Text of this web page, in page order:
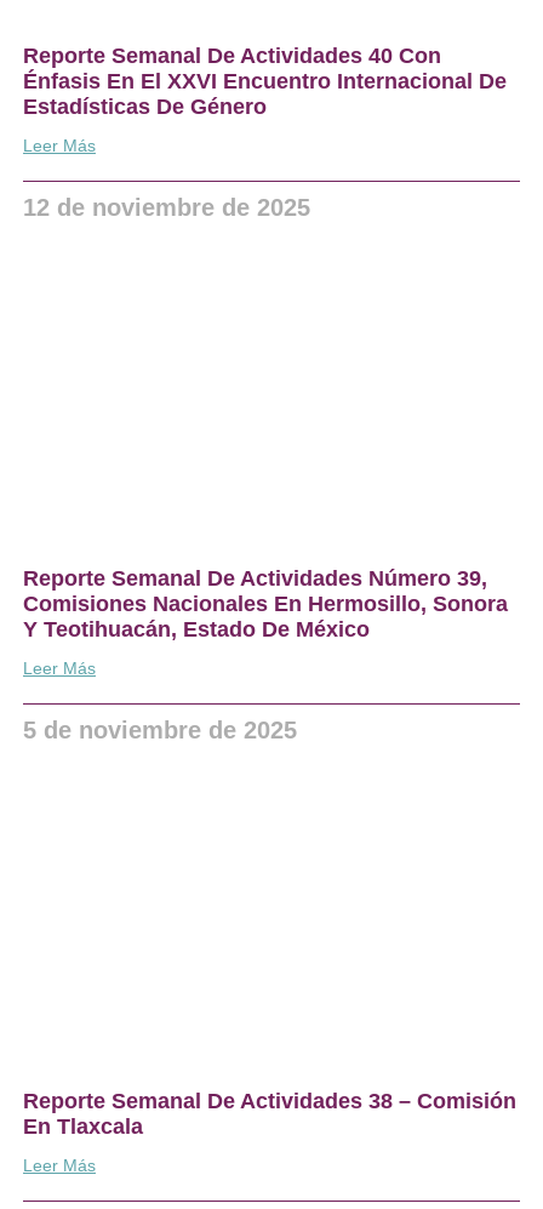
Reporte Semanal De Actividades 40 Con
Énfasis En El XXVI Encuentro Internacional De
Estadísticas De Género
Leer Más
12 de noviembre de 2025
Reporte Semanal De Actividades Número 39,
Comisiones Nacionales En Hermosillo, Sonora
Y Teotihuacán, Estado De México
Leer Más
5 de noviembre de 2025
Reporte Semanal De Actividades 38 – Comisión
En Tlaxcala
Leer Más